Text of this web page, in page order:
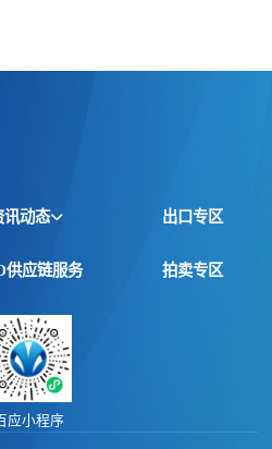
讯动态
全球资讯
格行情
题报告
出口专区
供应链服务 拍卖专区
应小程序